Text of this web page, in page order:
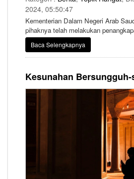
2024, 05:50:47
Kementerian Dalam Negeri Arab
pihaknya telah melakukan
4.000 jemaah sepanjang Ramadan
dilakukan lantaran jemaah tersebut
pelanggaran di Masjidil Haram.
Baca Selengkapnya